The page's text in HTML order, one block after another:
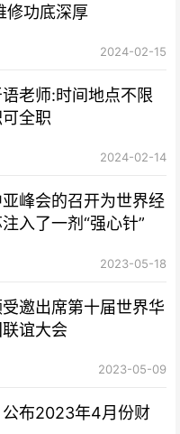
修功底深厚
2024-02-15
老师:时间地点不限
全职
2024-02-14
峰会的召开为世界经
入了一剂“强心针”
2023-05-18
邀出席第十届世界华
谊大会
2023-05-09
布2023年4月份财